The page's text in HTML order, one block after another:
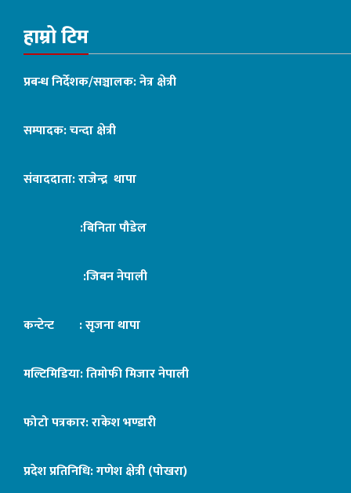
हाम्रो टिम
प्रबन्ध निर्देशक/सञ्चालक: नेत्र क्षेत्री
सम्पादक: चन्दा क्षेत्री
संवाददाता: राजेन्द्र थापा
:बिनिता पौडेल
:जिबन नेपाली
कन्टेन्ट : सृजना थापा
मल्टिमिडिया: तिमोफी मिजार नेपाली
फोटो पत्रकार: राकेश भण्डारी
प्रदेश प्रतिनिधि: गणेश क्षेत्री (पोखरा)